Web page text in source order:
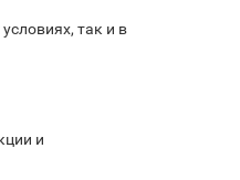
так и в
и